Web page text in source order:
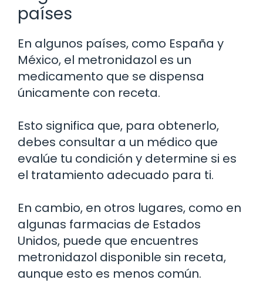
países
En algunos países, como España y
México, el metronidazol es un
medicamento que se dispensa
únicamente con receta.
Esto significa que, para obtenerlo,
debes consultar a un médico que
evalúe tu condición y determine si es
el tratamiento adecuado para ti.
En cambio, en otros lugares, como en
algunas farmacias de Estados
Unidos, puede que encuentres
metronidazol disponible sin receta,
aunque esto es menos común.